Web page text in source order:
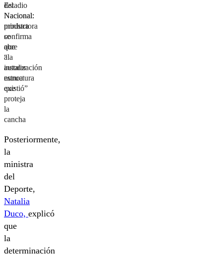
del
Nacional:
productora
se
abre
a
instalar
estructura
que
proteja
la
cancha
Estadio
Nacional:
ministra
confirma
que
“la
autorización
nunca
existió”
Posteriormente,
la
ministra
del
Deporte,
Natalia
Duco, explicó
que
la
determinación